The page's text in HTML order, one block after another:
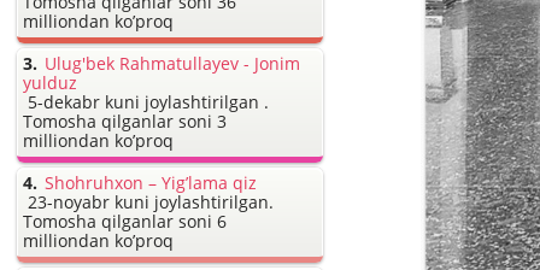
milliondan ko’proq
Ulug'bek Rahmatullayev - Jonim
yulduz
5-dekabr kuni joylashtirilgan .
Tomosha qilganlar soni 3
milliondan ko’proq
Shohruhxon – Yig’lama qiz
23-noyabr kuni joylashtirilgan.
Tomosha qilganlar soni 6
milliondan ko’proq